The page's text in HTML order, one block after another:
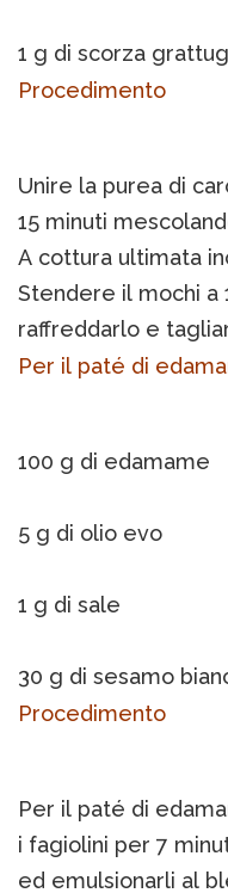
1 g di scorza
Procedimento
Unire la purea di
15 minuti
A cottura ultimata
Stendere il mochi a
raffreddarlo e
Per il paté di
100 g di edamame
5 g di olio evo
1 g di sale
30 g di sesamo
Procedimento
Per il paté di
i fagiolini per 7
ed emulsionarli al